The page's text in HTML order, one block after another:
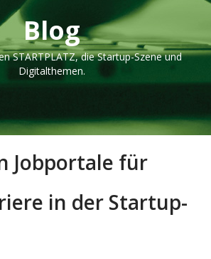
Blog
STARTPLATZ, die Startup-Szene und
Digitalthemen.
Jobportale für
in der Startup-